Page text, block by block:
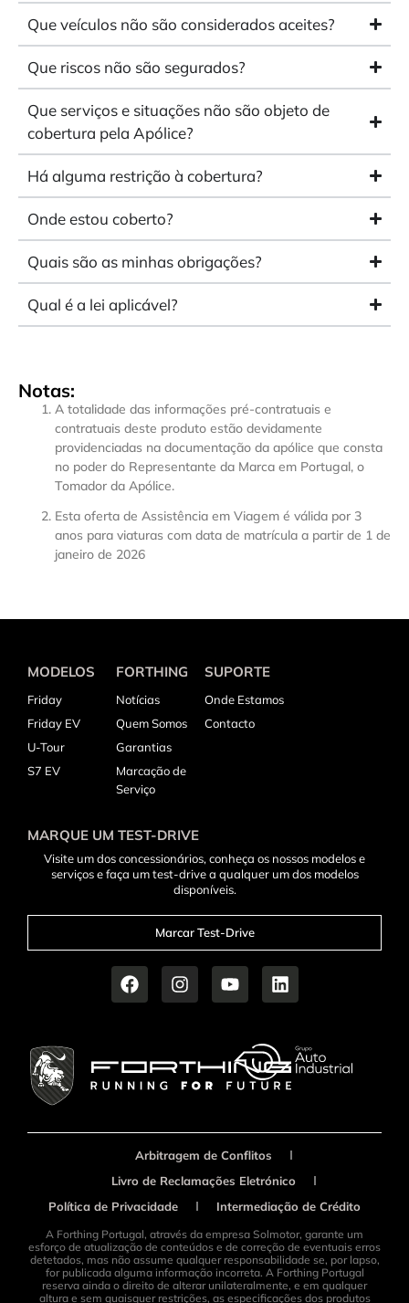
Que veículos não são considerados aceites?
Que riscos não são segurados?
Que serviços e situações não são objeto de
cobertura pela Apólice?
Há alguma restrição à cobertura?
Onde estou coberto?
Quais são as minhas obrigações?
Qual é a lei aplicável?
Notas:
A totalidade das informações pré-contratuais e
contratuais deste produto estão devidamente
providenciadas na documentação da apólice que consta
no poder do Representante da Marca em Portugal, o
Tomador da Apólice.
Esta oferta de Assistência em Viagem é válida por 3
anos para viaturas com data de matrícula a partir de 1 de
janeiro de 2026
MODELOS
Friday
Friday EV
U-Tour
S7 EV
FORTHING
Notícias
Quem Somos
Garantias
Marcação de
Serviço
SUPORTE
Onde Estamos
Contacto
MARQUE UM TEST-DRIVE
Visite um dos concessionários, conheça os nossos modelos e
serviços e faça um test-drive a qualquer um dos modelos
disponíveis.
Marcar Test-Drive
Arbitragem de Conflitos
Livro de Reclamações Eletrónico
Política de Privacidade
Intermediação de Crédito
A Forthing Portugal, através da empresa Solmotor, garante um
esforço de atualização de conteúdos e de correção de eventuais erros
detetados, mas não assume qualquer responsabilidade se, por lapso,
for publicada alguma informação incorreta. A Forthing Portugal
reserva ainda o direito de alterar unilateralmente, e em qualquer
altura e sem quaisquer restrições, as especificações dos produtos